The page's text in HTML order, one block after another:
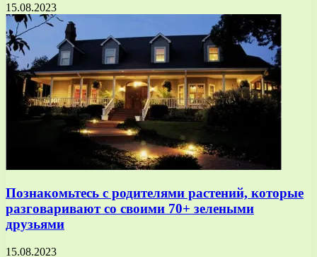
15.08.2023
Познакомьтесь с родителями растений, которые
разговаривают со своими 70+ зелеными
друзьями
15.08.2023